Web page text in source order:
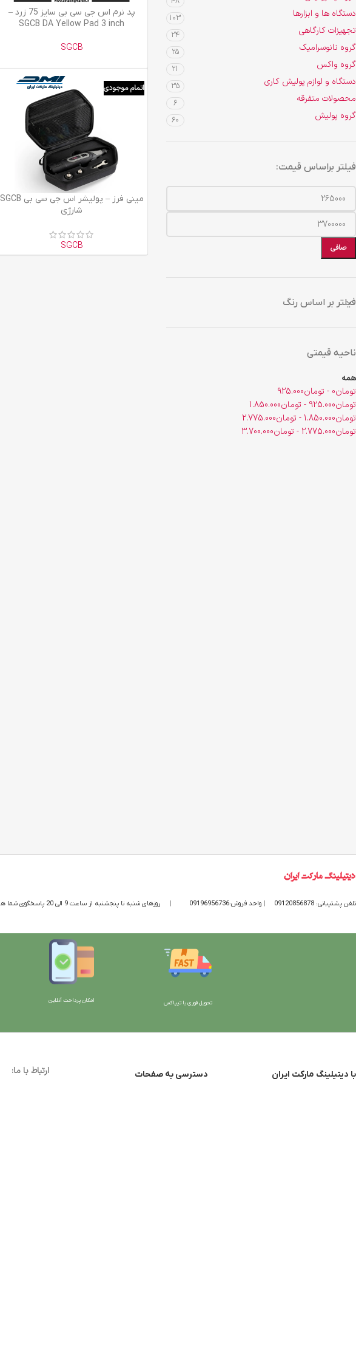
دستگاه ها و ابزارها 103
تجهیزات کارگاهی 24
گروه نانوسرامیک 25
گروه واکس 21
دستگاه و لوازم پولیش کاری 35
محصولات متفرقه 6
گروه پولیش 60
فیلتر براساس قیمت:
صافی
فیلتر بر اساس رنگ
ناحیه قیمتی
همه
تومان0
- تومان925.000
تومان925.000
- تومان1.850.000
تومان1.850.000
- تومان2.775.000
تومان2.775.000
- تومان3.700.000
اطلاعات بیشتر
پد نرم اس جی سی بی سایز 75 زرد –
SGCB DA Yellow Pad 3 inch
SGCB
اتمام موجودی
اطلاعات بیشتر
مینی فرز – پولیشر اس جی سی بی SGCB
شارژی
SGCB
تلفن پشتیبانی: 09120856878 | واحد فروش:09196956736 | روزهای شنبه تا پنجشنبه از ساعت 9 الی 20 پاسخگوی شما هستیم
تحویل فوری با تیپاکس امکان پرداخت آنلاین
با دیتیلینگ مارکت ایران
دسترسی به صفحات
ارتباط با ما: